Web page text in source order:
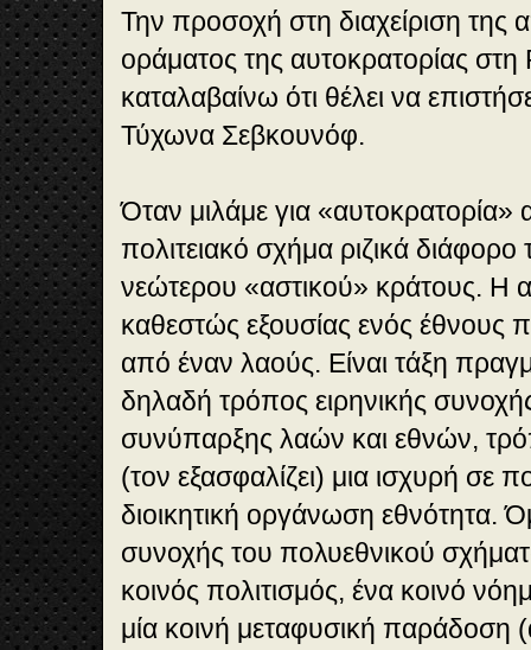
Την προσοχή στη διαχείριση της
οράματος της αυτοκρατορίας
καταλαβαίνω ότι θέλει να
Τύχωνα Σεβκουνόφ.
Όταν μιλάμε για
πολιτειακό σχήμα ριζικά διάφορο
νεώτερου «αστικού» κράτους. Η
καθεστώς εξουσίας ενός έθνους
από έναν λαούς. Είναι τάξη
δηλαδή τρόπος ειρηνικής
συνύπαρξης λαών και εθνών,
(τον εξασφαλίζει) μια ισχυρή σε
διοικητική οργάνωση εθνότητα.
συνοχής του πολυεθνικού
κοινός πολιτισμός, ένα κοινό
μία κοινή μεταφυσική παράδοση